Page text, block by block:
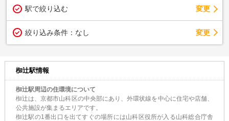
駅で絞り込む 変更
絞り込み条件： なし 変更
椥辻駅情報
椥辻駅周辺の住環境について
椥辻は、京都市山科区の中央部にあり、外環状線を中心に住宅や店舗、
公共施設が集まるエリアです。
椥辻駅の1番出口を出てすぐの場所には山科区役所が入る山科総合庁舎